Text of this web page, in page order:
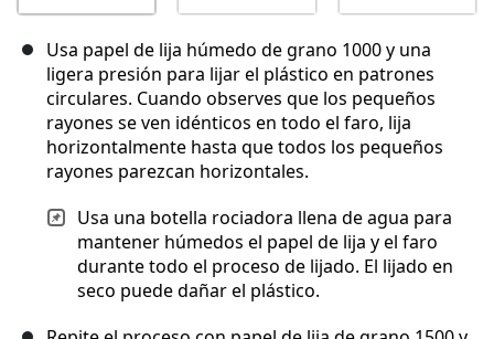
Usa papel de lija húmedo de grano 1000 y una
ligera presión para lijar el plástico en patrones
circulares. Cuando observes que los pequeños
rayones se ven idénticos en todo el faro, lija
horizontalmente hasta que todos los pequeños
rayones parezcan horizontales.
Usa una botella rociadora llena de agua para
mantener húmedos el papel de lija y el faro
durante todo el proceso de lijado. El lijado en
seco puede dañar el plástico.